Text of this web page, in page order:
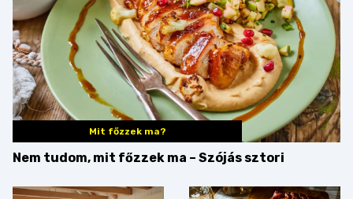
Mit főzzek ma?
Nem tudom, mit főzzek ma – Szójás sztori